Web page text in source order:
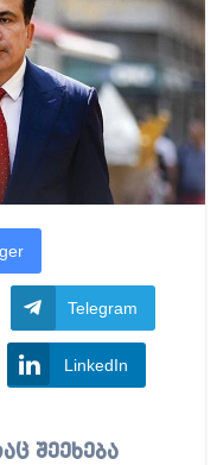
Telegram
LinkedIn